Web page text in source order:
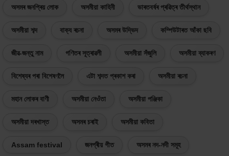
অসমৰ জনপ্ৰিয় লোক অসমীয়া কাহিনী ভাৰতবৰ্ষৰ প্ৰৱিত্ৰ তীৰ্থস্থান
অসমীয়া শব্দ বাক্য ৰচনা অসমৰ উদ্ভিদ কম্পিউটাৰত আঁকা ছবি
জীৱ-জন্তু নাম গণিতৰ সূত্ৰাৱলী অসমীয়া সঁজুলি অসমীয়া ব্যাকৰণ
বিশেষ্যৰ পৰা বিশেষণলৈ এটা শব্দত প্ৰকাশ কৰা অসমীয়া ৰচনা
মহান লোকৰ বাণী অসমীয়া নেওঁতা অসমীয়া পঞ্জিকা
অসমীয়া দৰখাস্ত অসমৰ চৰাই অসমীয়া কবিতা
Assam festival জনপ্ৰীয় গীত অসমৰ নদ-নদী সমূহ